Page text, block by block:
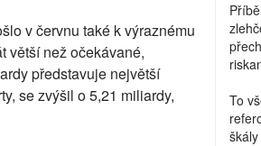
v červnu také k výraznému
větší než očekávané,
představuje největší
se zvýšil o 5,21 miliardy,
To